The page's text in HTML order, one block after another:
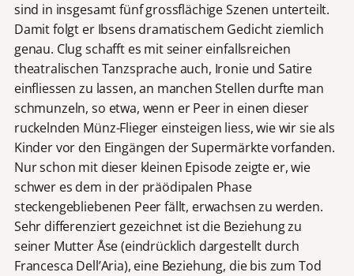
sind in insgesamt fünf grossflächige Szenen unterteilt.
Damit folgt er Ibsens dramatischem Gedicht ziemlich
genau. Clug schafft es mit seiner einfallsreichen
theatralischen Tanzsprache auch, Ironie und Satire
einfliessen zu lassen, an manchen Stellen durfte man
schmunzeln, so etwa, wenn er Peer in einen dieser
ruckelnden Münz-Flieger einsteigen liess, wie wir sie als
Kinder vor den Eingängen der Supermärkte vorfanden.
Nur schon mit dieser kleinen Episode zeigte er, wie
schwer es dem in der präödipalen Phase
steckengebliebenen Peer fällt, erwachsen zu werden.
Sehr differenziert gezeichnet ist die Beziehung zu
seiner Mutter Åse (eindrücklich dargestellt durch
Francesca Dell’Aria), eine Beziehung, die bis zum Tod